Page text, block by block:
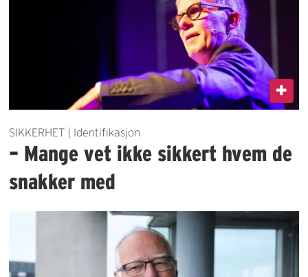
SIKKERHET | Identifikasjon
– Mange vet ikke sikkert hvem de
snakker med